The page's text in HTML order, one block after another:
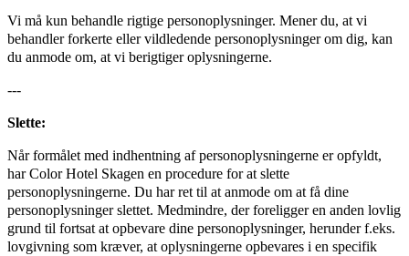
Vi må kun behandle rigtige personoplysninger. Mener du, at vi
behandler forkerte eller vildledende personoplysninger om dig, kan
du anmode om, at vi berigtiger oplysningerne.
---
Slette:
Når formålet med indhentning af personoplysningerne er opfyldt,
har Color Hotel Skagen en procedure for at slette
personoplysningerne. Du har ret til at anmode om at få dine
personoplysninger slettet. Medmindre, der foreligger en anden lovlig
grund til fortsat at opbevare dine personoplysninger, herunder f.eks.
lovgivning som kræver, at oplysningerne opbevares i en specifik